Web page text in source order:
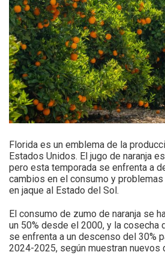
Florida es un emblema de la
Estados Unidos. El jugo de naranja
pero esta temporada se enfrenta a
cambios en el consumo y
en jaque al Estado del Sol.
El consumo de zumo de naranja se
un 50% desde el 2000, y la cosecha
se enfrenta a un descenso del 30%
2024-2025, según muestran nuevos